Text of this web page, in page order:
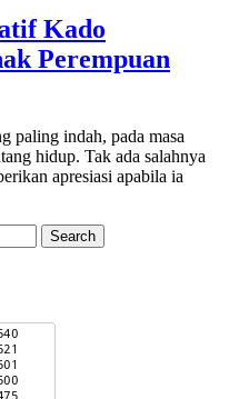
Kado
Perempuan
paling indah, pada masa
hidup. Tak ada salahnya
apresiasi apabila ia